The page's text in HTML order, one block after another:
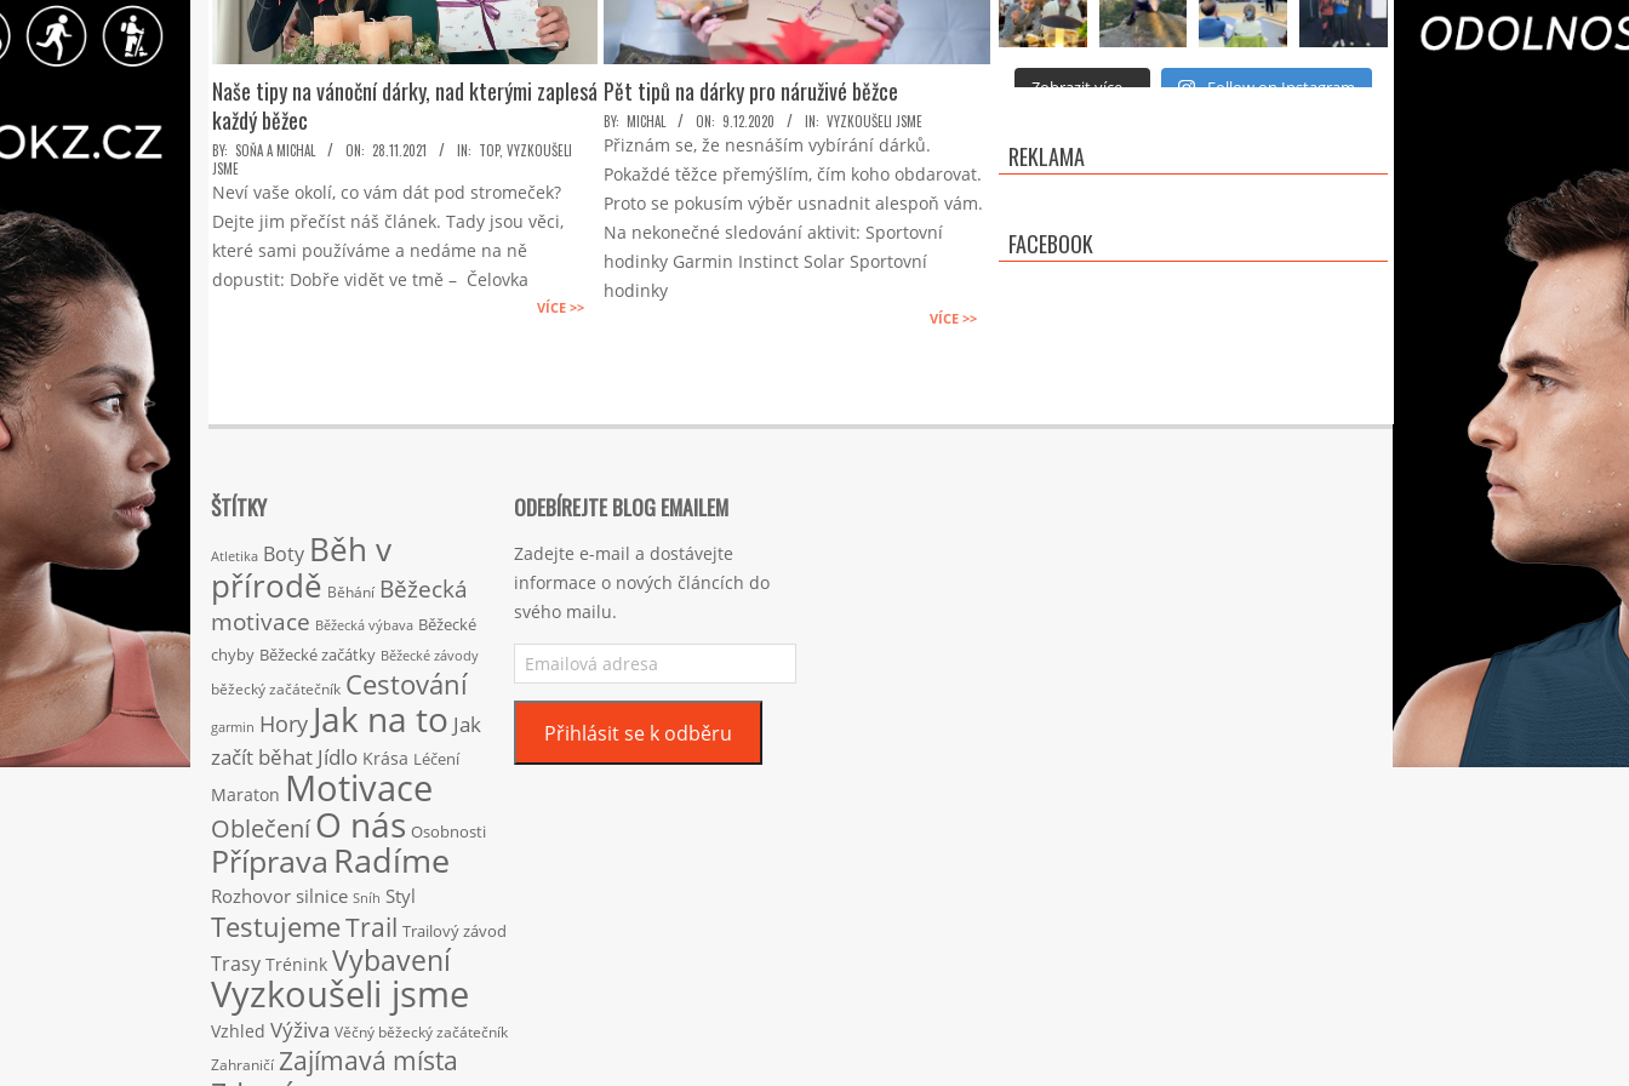
Naše tipy na vánoční dárky, nad kterými zaplesá
každý běžec
2021-
11-
28
BY: SOŇA A MICHAL ON: 28.11.2021 IN: TOP, VYZKOUŠELI
JSME
Neví vaše okolí, co vám dát pod stromeček?
Dejte jim přečíst náš článek. Tady jsou věci,
které sami používáme a nedáme na ně
dopustit: Dobře vidět ve tmě – Čelovka
VÍCE >>
Pět tipů na dárky pro náruživé běžce
2020-
12-
09
BY: MICHAL ON: 9.12.2020 IN: VYZKOUŠELI JSME
Přiznám se, že nesnáším vybírání dárků.
Pokaždé těžce přemýšlím, čím koho obdarovat.
Proto se pokusím výběr usnadnit alespoň vám.
Na nekonečné sledování aktivit: Sportovní
hodinky Garmin Instinct Solar Sportovní
hodinky
VÍCE >>
Zobrazit více... Follow on Instagram
REKLAMA
FACEBOOK
ŠTÍTKY
Atletika Boty Běh v
přírodě Běhání Běžecká
motivace Běžecká výbava Běžecké
chyby Běžecké začátky Běžecké závody
běžecký začátečník Cestování
garmin Hory Jak na to Jak
začít běhat Jídlo Krása Léčení
Maraton Motivace
OblečeníO nás Osobnosti
Příprava Radíme
Rozhovor silnice Sníh Styl
TestujemeTrail Trailový závod
Trasy Trénink Vybavení
Vyzkoušeli jsme
Vzhled Výživa Věčný běžecký začátečník
Zahraničí Zajímavá místa
ODEBÍREJTE BLOG EMAILEM
Zadejte e-mail a dostávejte
informace o nových článcích do
svého mailu.
Emailová
adresa
Přihlásit se k odběru